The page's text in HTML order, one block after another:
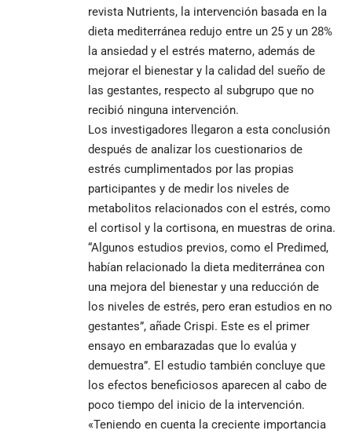
revista Nutrients, la intervención basada en la
dieta mediterránea redujo entre un 25 y un 28%
la ansiedad y el estrés materno, además de
mejorar el bienestar y la calidad del sueño de
las gestantes, respecto al subgrupo que no
recibió ninguna intervención.
Los investigadores llegaron a esta conclusión
después de analizar los cuestionarios de
estrés cumplimentados por las propias
participantes y de medir los niveles de
metabolitos relacionados con el estrés, como
el cortisol y la cortisona, en muestras de orina.
“Algunos estudios previos, como el Predimed,
habían relacionado la dieta mediterránea con
una mejora del bienestar y una reducción de
los niveles de estrés, pero eran estudios en no
gestantes”, añade Crispi. Este es el primer
ensayo en embarazadas que lo evalúa y
demuestra”. El estudio también concluye que
los efectos beneficiosos aparecen al cabo de
poco tiempo del inicio de la intervención.
«Teniendo en cuenta la creciente importancia